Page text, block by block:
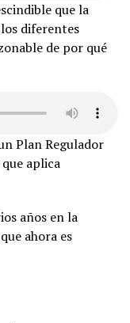
que la
diferentes
de por qué
Plan Regulador
aplica
años en la
ahora es